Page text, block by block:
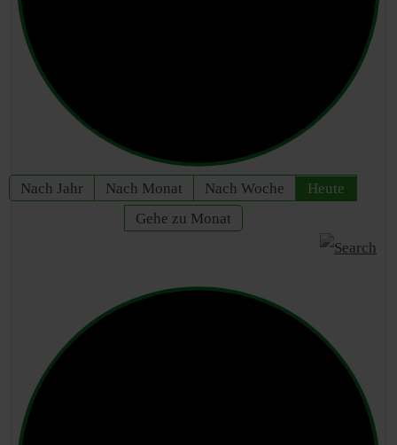
Nach Jahr Nach Monat Nach Woche
Heute
Gehe zu Monat